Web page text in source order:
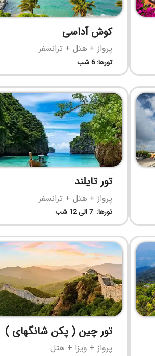
کوش آداسی
پرواز + هتل + ترانسفر
تورها: 6 شب
تور تایلند
پرواز + هتل + ترانسفر
تورها: 7 الی 12 شب
تور چین ( پکن شانگهای )
پرواز + ویزا + هتل